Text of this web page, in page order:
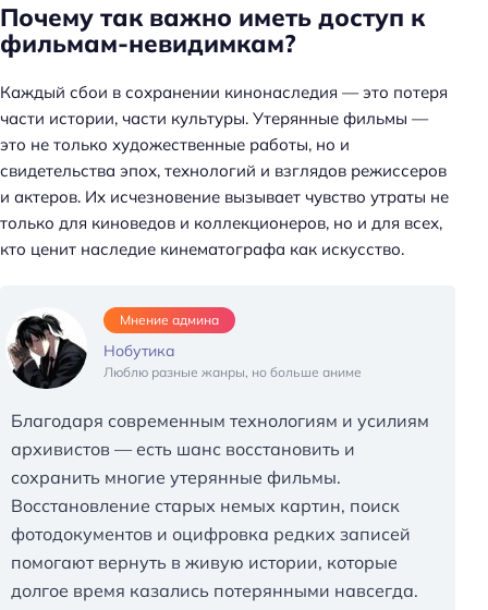
Почему так важно иметь доступ к
фильмам-невидимкам?
Каждый сбои в сохранении кинонаследия — это потеря
части истории, части культуры. Утерянные фильмы —
это не только художественные работы, но и
свидетельства эпох, технологий и взглядов режиссеров
и актеров. Их исчезновение вызывает чувство утраты не
только для киноведов и коллекционеров, но и для всех,
кто ценит наследие кинематографа как искусство.
Мнение админа
Нобутика
Люблю разные жанры, но больше аниме
Благодаря современным технологиям и усилиям
архивистов — есть шанс восстановить и
сохранить многие утерянные фильмы.
Восстановление старых немых картин, поиск
фотодокументов и оцифровка редких записей
помогают вернуть в живую истории, которые
долгое время казались потерянными навсегда.
Н
а
й
т
и
: